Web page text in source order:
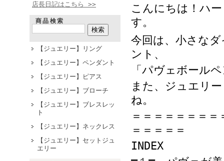
店長日記はこちら >>
商品検索
【ジュエリー】リング
【ジュエリー】ペンダント
【ジュエリー】ピアス
【ジュエリー】ブローチ
【ジュエリー】ブレスレッ
ト
【ジュエリー】ネックレス
【ジュエリー】セットジュ
エリー
こんにちは！ハ
す。
今回は、小さな
ント、
「パヴェボール
また、ジュエリ
ね。
＝＝＝＝＝＝＝
＝＝＝＝＝
INDEX